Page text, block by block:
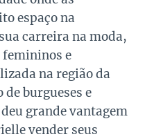
espaço na
carreira na moda,
femininos e
na região da
burgueses e
grande vantagem
vender seus